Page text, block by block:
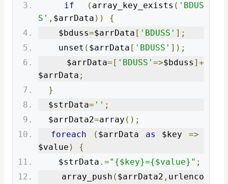
if
( array_key_exists ( 'BDUS
S' , $arrData ))
{
    $bduss
=$arrData [ 'BDUSS' ];
    unset
( $arrData [ 'BDUSS' ]);
    $arrData
=[ 'BDUSS' =>$bduss ]+
$arrData ;
}
  $strData
= '' ;
  $arrData2
=array ();
foreach
( $arrData as $key =>
$value )
{
    $strData
.="{$key}={$value}" ;
    array_push
( $arrData2 , urlenco